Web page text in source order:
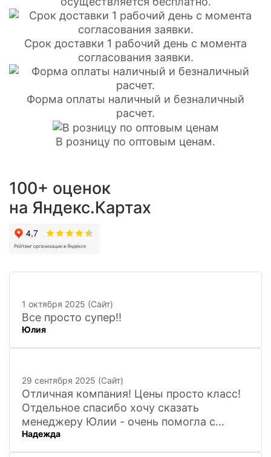
Срок доставки 1 рабочий день с момента
согласования заявки.
Форма оплаты наличный и безналичный
расчет.
В розницу по оптовым ценам.
100+ оценок
на Яндекс.Картах
1 октября 2025 (Сайт)
Все просто супер!!
Юлия
29 сентября 2025 (Сайт)
Отличная компания! Цены просто класс!
Отдельное спасибо хочу сказать
менеджеру Юлии - очень помогла с
покупкой и доставкой сувенирных
фигурок! Буду ждать новинок и покупать
Надежда